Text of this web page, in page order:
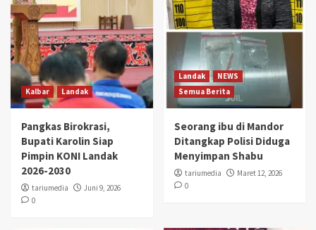
Kalbar Landak
Pangkas Birokrasi,
Bupati Karolin Siap
Pimpin KONI Landak
2026-2030
tariumedia
Juni 9, 2026
0
Landak
NEWS
Semua Berita
Seorang ibu di Mandor
Ditangkap Polisi Diduga
Menyimpan Shabu
tariumedia
Maret 12, 2026
0